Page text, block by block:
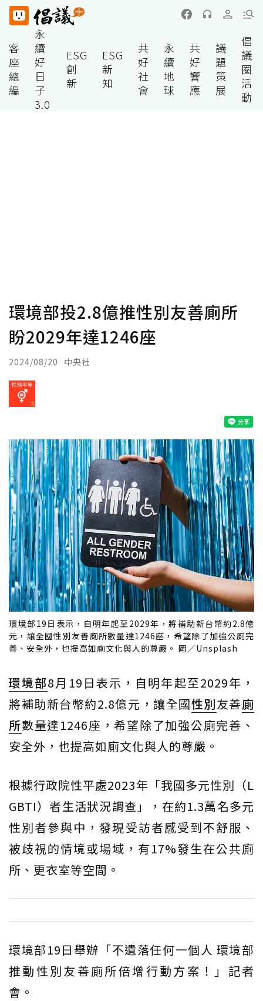
客
座
總
編
永
續
好
日
子
3.0
ESG
創
新
ESG
新
知
共
好
社
會
永
續
地
球
共
好
響
應
議
題
策
展
倡
議
圈
活
動
環境部投2.8億推性別友善廁所
盼2029年達1246座
2024/08/20 中央社
環境部19日表示，自明年起至2029年，將補助新台幣約2.8億
元，讓全國性別友善廁所數量達1246座，希望除了加強公廁完
善、安全外，也提高如廁文化與人的尊嚴。 圖／Unsplash
環境部8月19日表示，自明年起至2029年，
將補助新台幣約2.8億元，讓全國性別友善廁
所數量達1246座，希望除了加強公廁完善、
安全外，也提高如廁文化與人的尊嚴。
根據行政院性平處2023年「我國多元性別（L
GBTI）者生活狀況調查」，在約1.3萬名多元
性別者參與中，發現受訪者感受到不舒服、
被歧視的情境或場域，有17%發生在公共廁
所、更衣室等空間。
環境部19日舉辦「不遺落任何一個人 環境部
推動性別友善廁所倍增行動方案！」記者
會。